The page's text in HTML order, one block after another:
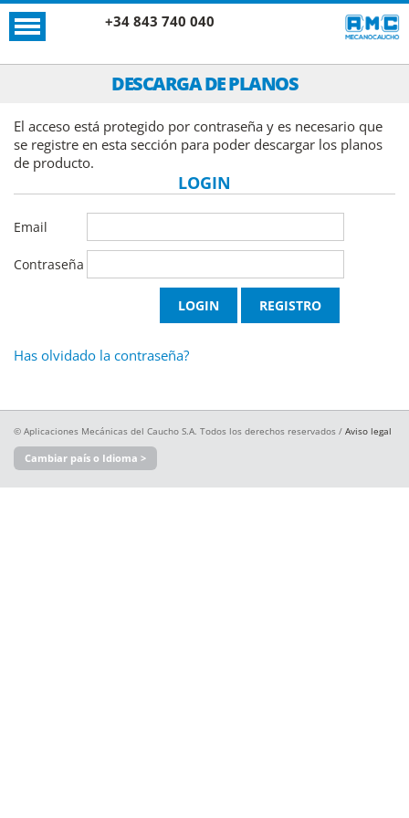
+34 843 740 040
DESCARGA DE PLANOS
El acceso está protegido por contraseña y es necesario que
se registre en esta sección para poder descargar los planos
de producto.
LOGIN
Email
Contraseña
Has olvidado la contraseña?
© Aplicaciones Mecánicas del Caucho S.A. Todos los derechos reservados / Aviso legal
Cambiar país o Idioma >